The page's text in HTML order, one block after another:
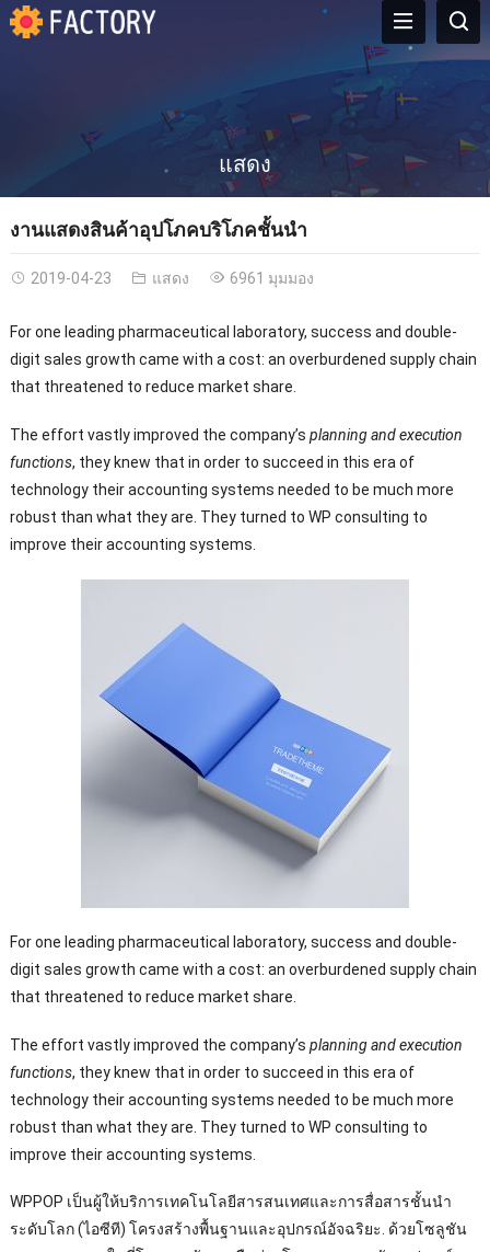
แสดง
งานแสดงสินค้าอุปโภคบริโภคชั้นนํา
2019-04-23 แสดง 6961 มุมมอง
For one leading pharmaceutical laboratory, success and double-
digit sales growth came with a cost: an overburdened supply chain
that threatened to reduce market share
The effort vastly improved the company’s planning and execution
functions, they knew that in order to succeed in this era of
technology their accounting systems needed to be much more
robust than what they are They turned to WP consulting to
improve their accounting systems
For one leading pharmaceutical laboratory, success and double-
digit sales growth came with a cost: an overburdened supply chain
that threatened to reduce market share
The effort vastly improved the company’s planning and execution
functions, they knew that in order to succeed in this era of
technology their accounting systems needed to be much more
robust than what they are They turned to WP consulting to
improve their accounting systems
WPPOP เป็นผู้ให้บริการเทคโนโลยีสารสนเทศและการสื่อสารชั้นนํา
ระดับโลก (ไอซีที) โครงสร้างพื้นฐานและอุปกรณ์อัจฉริยะ. ด้วยโซลูชัน